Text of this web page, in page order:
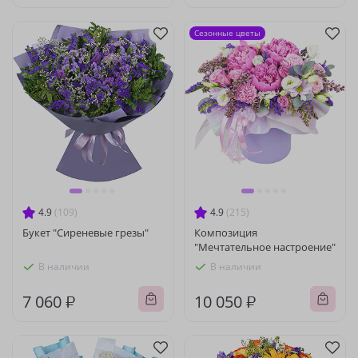
4.9 (109)
Букет "Сиреневые грезы"
В наличии
7 060 ₽
4.9 (215)
Композиция
"Мечтательное настроение"
В наличии
10 050 ₽
Сезонные цветы